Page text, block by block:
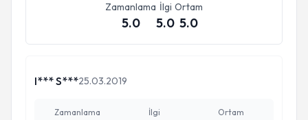
Zamanlama
5.0
İlgi
5.0
Ortam
5.0
I*** S***25.03.2019
Zamanlama İlgi Ortam